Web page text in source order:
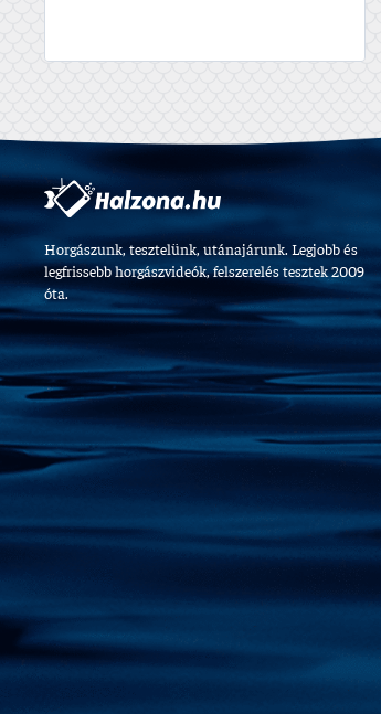
Horgászunk, tesztelünk, utánajárunk. Legjobb és
legfrissebb horgászvideók, felszerelés tesztek 2009
óta.